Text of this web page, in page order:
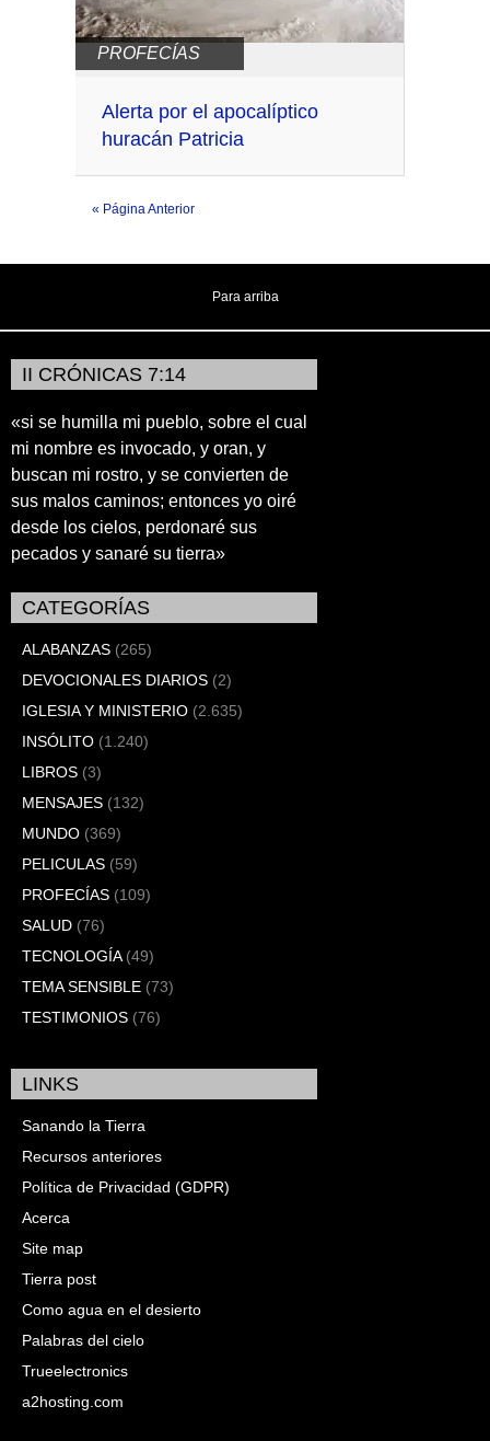
PROFECÍAS
Alerta por el apocalíptico
huracán Patricia
« Página Anterior
Para arriba
II CRÓNICAS 7:14
«si se humilla mi pueblo, sobre el cual
mi nombre es invocado, y oran, y
buscan mi rostro, y se convierten de
sus malos caminos; entonces yo oiré
desde los cielos, perdonaré sus
pecados y sanaré su tierra»
CATEGORÍAS
ALABANZAS (265)
DEVOCIONALES DIARIOS (2)
IGLESIA Y MINISTERIO (2.635)
INSÓLITO (1.240)
LIBROS (3)
MENSAJES (132)
MUNDO (369)
PELICULAS (59)
PROFECÍAS (109)
SALUD (76)
TECNOLOGÍA(49)
TEMA SENSIBLE (73)
TESTIMONIOS (76)
LINKS
Sanando la Tierra
Recursos anteriores
Política de Privacidad (GDPR)
Acerca
Site map
Tierra post
Como agua en el desierto
Palabras del cielo
Trueelectronics
a2hosting.com